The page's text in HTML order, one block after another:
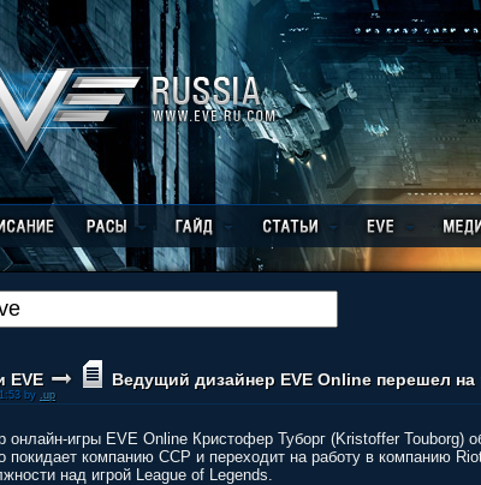
EVE Ведущий дизайнер EVE Online перешел на
by .up
онлайн-игры EVE Online Кристофер Туборг (Kristoffer Touborg)
покидает компанию CCP и переходит на работу в компанию
над игрой League of Legends.